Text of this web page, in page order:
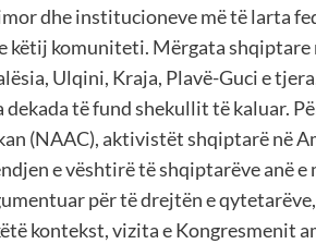
dhe institucioneve më të larta
këtij komuniteti. Mërgata shqiptare
Ulqini, Kraja, Plavë-Guci e
dekada të fund shekullit të kaluar.
(NAAC), aktivistët shqiptarë në
e vështirë të shqiptarëve anë
për të drejtën e
kontekst, vizita e Kongresmenit